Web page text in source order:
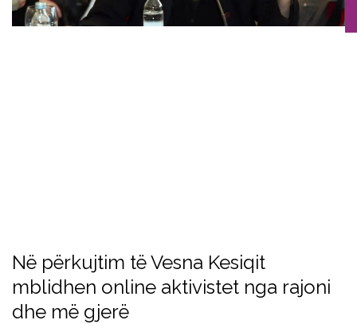
Në përkujtim të Vesna Kesiqit
mblidhen online aktivistet nga rajoni
dhe më gjerë